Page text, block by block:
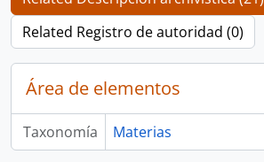
Related Registro de autoridad (0)
Área de elementos
Taxonomía Materias